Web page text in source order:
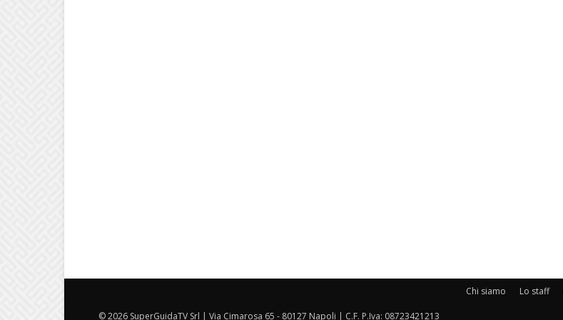
Chi siamo Lo staff
© 2026 SuperGuidaTV Srl | Via Cimarosa 65 - 80127 Napoli | C.F. P.Iva: 08723421213